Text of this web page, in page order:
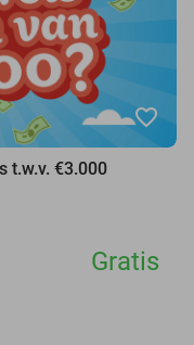
favorite_border
t.w.v. €3.000
Gratis